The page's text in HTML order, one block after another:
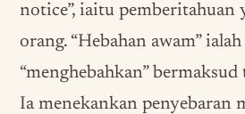
notice”, iaitu pemberitahuan
orang. “Hebahan awam”
“menghebahkan”
Ia menekankan penyebaran